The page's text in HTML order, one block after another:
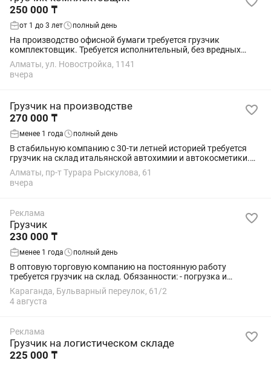
250 000 ₸
от 1 до 3 лет полный день
На производство офисной бумаги требуется грузчик
комплектовщик. Требуется исполнительный, без вредных
привычек. График 5/2, с 9 до 18. Переработки оплачиваются.
Обед от компании. смотрите адрес...
Алматы, ул. Новостройка, 1141
вчера
Грузчик на производстве
270 000 ₸
менее 1 года полный день
В стабильную компанию с 30-ти летней историей требуется
грузчик на склад итальянской автохимии и автокосметики.
Обязанности : - Погрузка и разгрузка товара - Перемещение и
сортировка продукции -...
Алматы, пр-т Турара Рыскулова, 61
вчера
Реклама
Грузчик
230 000 ₸
менее 1 года полный день
В оптовую торговую компанию на постоянную работу
требуется грузчик на склад. Обязанности: - погрузка и
выгрузка товаров, перемещения грузов; - Сбор товара по
заявкам; -весь товар находятся в 10-25...
Караганда, Бульварный переулок, 61/2
4 августа
Реклама
Грузчик на логистическом складе
225 000 ₸